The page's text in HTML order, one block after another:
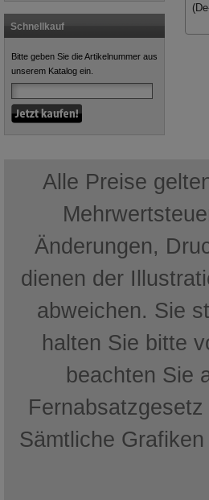
Schnellkauf
Bitte geben Sie die Artikelnummer aus
unserem Katalog ein.
Alle Preise
Änderungen,
dienen der
abweichen. Sie
halten Sie bitte
beachten Sie
Sämtliche